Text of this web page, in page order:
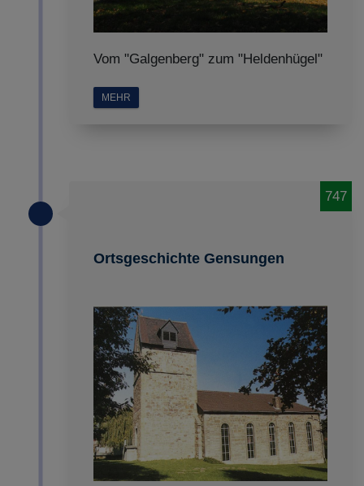
Vom "Galgenberg" zum "Heldenhügel"
MEHR
Ortsgeschichte Gensungen
747
Details anzeigen